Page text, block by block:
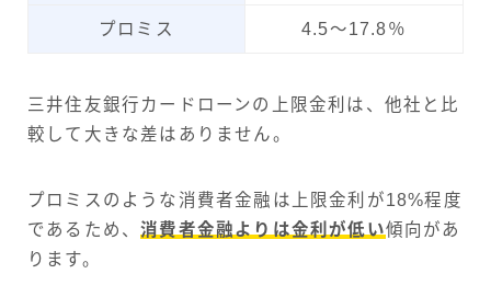
プロミス 4.5〜17.8％
三井住友銀行カードローンの上限金利は、他社と比
較して大きな差はありません。
プロミスのような消費者金融は上限金利が18%程度
であるため、消費者金融よりは金利が低い傾向があ
ります。